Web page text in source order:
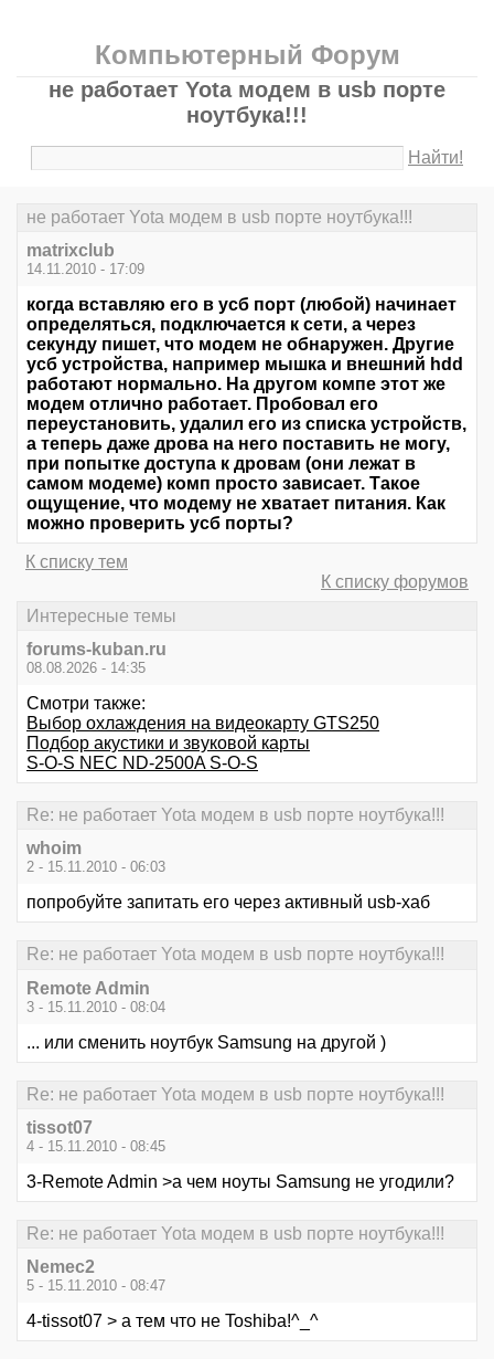
Компьютерный Форум
не работает Yota модем в usb порте
ноутбука!!!
Найти!
не работает Yota модем в usb порте ноутбука!!!
matrixclub
14.11.2010 - 17:09
когда вставляю его в усб порт (любой) начинает
определяться, подключается к сети, а через
секунду пишет, что модем не обнаружен. Другие
усб устройства, например мышка и внешний hdd
работают нормально. На другом компе этот же
модем отлично работает. Пробовал его
переустановить, удалил его из списка устройств,
а теперь даже дрова на него поставить не могу,
при попытке доступа к дровам (они лежат в
самом модеме) комп просто зависает. Такое
ощущение, что модему не хватает питания. Как
можно проверить усб порты?
К списку тем
К списку форумов
Интересные темы
forums-kuban.ru
08.08.2026 - 14:35
Смотри также:
Выбор охлаждения на видеокарту GTS250
Подбор акустики и звуковой карты
S-O-S NEC ND-2500A S-O-S
Re: не работает Yota модем в usb порте ноутбука!!!
whoim
2 - 15.11.2010 - 06:03
попробуйте запитать его через активный usb-хаб
Re: не работает Yota модем в usb порте ноутбука!!!
Remote Admin
3 - 15.11.2010 - 08:04
... или сменить ноутбук Samsung на другой )
Re: не работает Yota модем в usb порте ноутбука!!!
tissot07
4 - 15.11.2010 - 08:45
3-Remote Admin >а чем ноуты Samsung не угодили?
Re: не работает Yota модем в usb порте ноутбука!!!
Nemec2
5 - 15.11.2010 - 08:47
4-tissot07 > а тем что не Toshiba!^_^